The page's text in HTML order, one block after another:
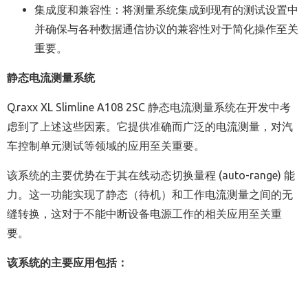
集成度和兼容性：将测量系统集成到现有的测试设置中
并确保与各种数据通信协议的兼容性对于简化操作至关
重要。
静态电流测量系统
Q.raxx XL Slimline A108 2SC 静态电流测量系统在开发中考
虑到了上述这些因素。它提供准确而广泛的电流测量，对汽
车控制单元测试等领域的应用至关重要。
该系统的主要优势在于其在线动态切换量程 (auto-range) 能
力。这一功能实现了静态（待机）和工作电流测量之间的无
缝转换，这对于不能中断设备电源工作的相关应用至关重
要。
该系统的主要应用包括：